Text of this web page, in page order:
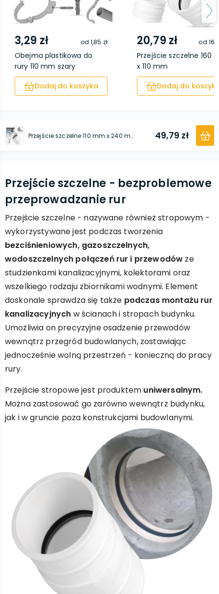
3,29 zł od1,85 zł
Obejma plastikowa do
rury 110 mm szary
Dodaj do koszyka
20,79 zł od
Przejście szczelne 160
x 110 mm
Dodaj do
Przejście szczelne 110 mm x 240 mm 49,79 zł
Przejście szczelne - bezproblemowe
przeprowadzanie rur
Przejście szczelne - nazywane również stropowym -
wykorzystywane jest podczas tworzenia
bezciśnieniowych, gazoszczelnych,
wodoszczelnych połączeń rur i przewodów ze
studzienkami kanalizacyjnymi, kolektorami oraz
wszelkiego rodzaju zbiornikami wodnymi. Element
doskonale sprawdza się także podczas montażu rur
kanalizacyjnych w ścianach i stropach budynku.
Umożliwia on precyzyjne osadzenie przewodów
wewnątrz przegród budowlanych, zostawiając
jednocześnie wolną przestrzeń - konieczną do pracy
rury.
Przejście stropowe jest produktem uniwersalnym.
Można zastosować go zarówno wewnątrz budynku,
jak i w gruncie poza konstrukcjami budowlanymi.